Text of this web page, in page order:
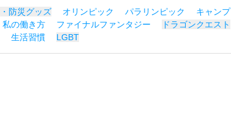
防災グッズ オリンピック パラリンピック キャンプ
私の働き方 ファイナルファンタジー ドラゴンクエスト
生活習慣 LGBT